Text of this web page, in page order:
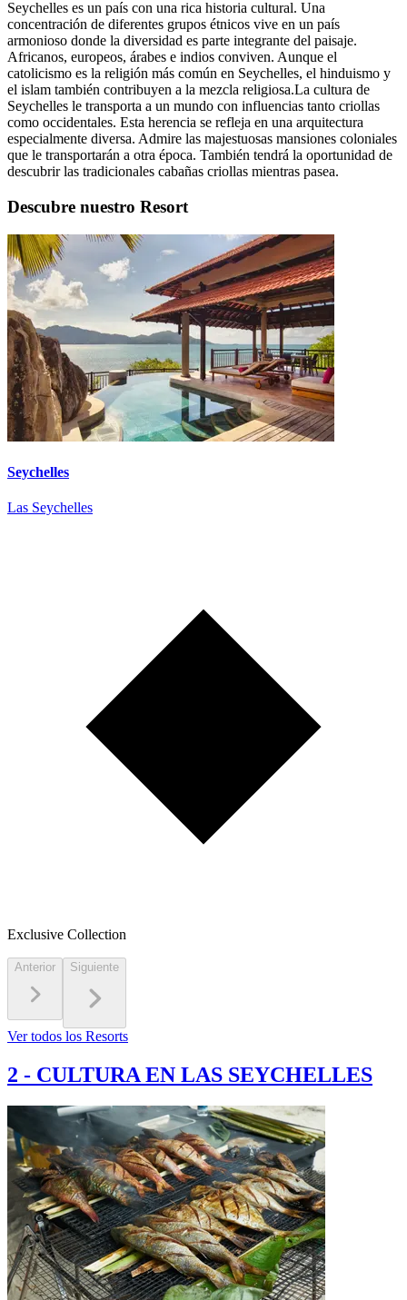
Seychelles es un país con una rica historia cultural. Una
concentración de diferentes grupos étnicos vive en un país
armonioso donde la diversidad es parte integrante del paisaje.
Africanos, europeos, árabes e indios conviven. Aunque el
catolicismo es la religión más común en Seychelles, el hinduismo y
el islam también contribuyen a la mezcla religiosa.La cultura de
Seychelles le transporta a un mundo con influencias tanto criollas
como occidentales. Esta herencia se refleja en una arquitectura
especialmente diversa. Admire las majestuosas mansiones coloniales
que le transportarán a otra época. También tendrá la oportunidad de
descubrir las tradicionales cabañas criollas mientras pasea.
Descubre nuestro Resort
Seychelles
Las Seychelles
Exclusive Collection
Anterior Siguiente
Ver todos los Resorts
2 - CULTURA EN LAS SEYCHELLES